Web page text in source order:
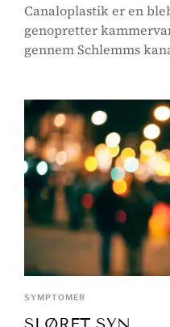
Canaloplastik er en
genopretter
gennem Schlemms
SYMPTOMER